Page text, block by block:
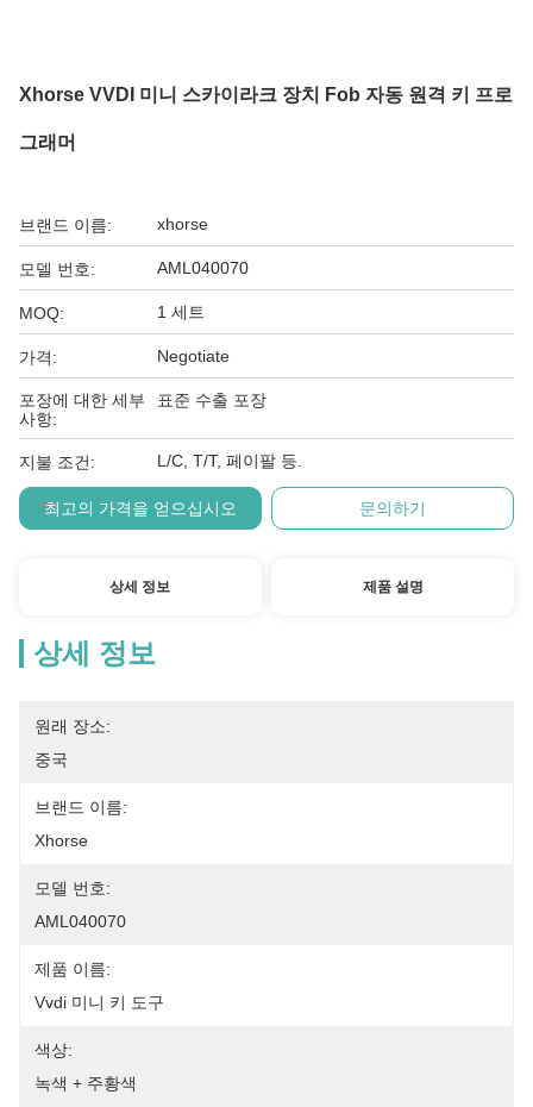
Xhorse VVDI 미니 스카이라크 장치 Fob 자동 원격 키 프로
그래머
브랜드 이름: xhorse
모델 번호: AML040070
MOQ: 1 세트
가격: Negotiate
포장에 대한 세부
사항:
표준 수출 포장
지불 조건: L/C, T/T, 페이팔 등.
최고의 가격을 얻으십시오 문의하기
상세 정보 제품 설명
상세 정보
원래 장소:
중국
브랜드 이름:
Xhorse
모델 번호:
AML040070
제품 이름:
Vvdi 미니 키 도구
색상:
녹색 + 주황색